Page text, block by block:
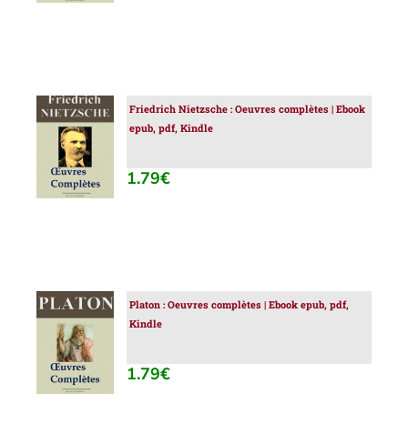
AJOUTER
AU
PANIER
/
DÉTAILS
Friedrich Nietzsche : Oeuvres complètes | Ebook
epub, pdf, Kindle
1.79€
AJOUTER
AU
PANIER
/
DÉTAILS
Platon : Oeuvres complètes | Ebook epub, pdf,
Kindle
1.79€